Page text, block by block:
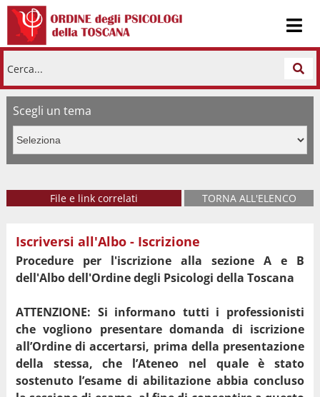
Cerca...
Scegli un tema
Modulistica OPT TORNA ALL'ELENCO
File e link correlati
Modulo FAC Simile domanda ISCRIZIONE sezione A
Modulo FAC Simile domanda RE - ISCRIZIONE sezione A
Modulo FAC Simile domanda ISCRIZIONE sezione B
Iscriversi all'Albo - Iscrizione
Procedure per l'iscrizione alla sezione A e B
dell'Albo dell'Ordine degli Psicologi della Toscana
ATTENZIONE: Si informano tutti i professionisti
che vogliono presentare domanda di iscrizione
all’Ordine di accertarsi, prima della presentazione
della stessa, che l’Ateneo nel quale è stato
sostenuto l’esame di abilitazione abbia concluso